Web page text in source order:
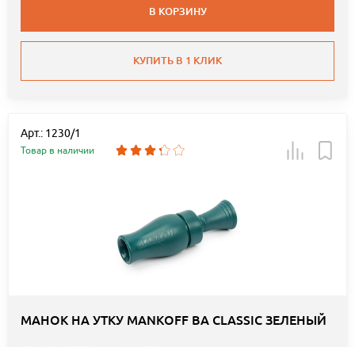
В КОРЗИНУ
КУПИТЬ В 1 КЛИК
Арт.: 1230/1
Товар в наличии
МАНОК НА УТКУ MANKOFF BA CLASSIC ЗЕЛЕНЫЙ